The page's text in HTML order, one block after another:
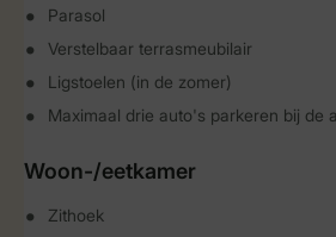
Parasol
Verstelbaar terrasmeubilair
Ligstoelen (in de zomer)
Maximaal drie auto's parkeren bij de
Woon-/eetkamer
Zithoek